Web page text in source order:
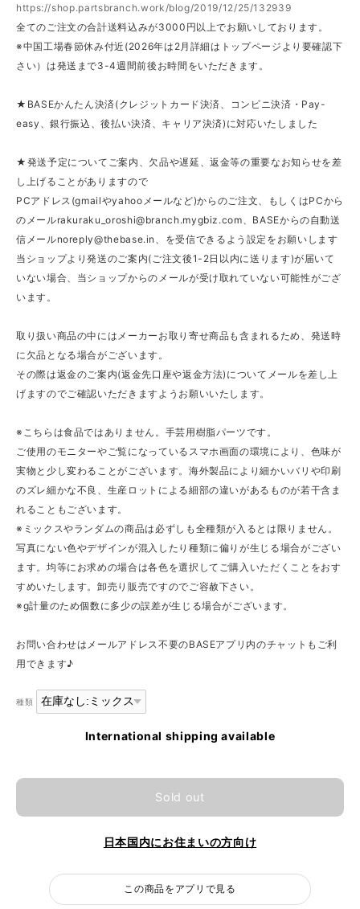
https://shop.partsbranch.work/blog/2019/12/25/132939
全てのご注文の合計送料込みが3000円以上でお願いしております。
※中国工場春節休み付近(2026年は2月詳細はトップページより要確認下
さい）は発送まで3-4週間前後お時間をいただきます。
★BASEかんたん決済(クレジットカード決済、コンビニ決済・Pay-
easy、銀行振込、後払い決済、キャリア決済)に対応いたしました
★発送予定についてご案内、欠品や遅延、返金等の重要なお知らせを差
し上げることがありますので
PCアドレス(gmailやyahooメールなど)からのご注文、もしくはPCから
のメールrakuraku_oroshi@branch.mygbiz.com 、BASEからの自動送
信メールnoreply@thebase.in
、を受信できるよう設定をお願いします
当ショップより発送のご案内(ご注文後1-2日以内に送ります)が届いて
いない場合、当ショップからのメールが受け取れていない可能性がござ
います。
取り扱い商品の中にはメーカーお取り寄せ商品も含まれるため、発送時
に欠品となる場合がございます。
その際は返金のご案内(返金先口座や返金方法)についてメールを差し上
げますのでご確認いただきますようお願いいたします。
※こちらは食品ではありません。手芸用樹脂パーツです。
ご使用のモニターやご覧になっているスマホ画面の環境により、色味が
実物と少し変わることがございます。海外製品により細かいバリや印刷
のズレ細かな不良、生産ロットによる細部の違いがあるものが若干含ま
れることもございます。
※ミックスやランダムの商品は必ずしも全種類が入るとは限りません。
写真にない色やデザインが混入したり種類に偏りが生じる場合がござい
ます。均等にお求めの場合は各色を選択してご購入いただくことをおす
すめいたします。卸売り販売ですのでご容赦下さい。
※g計量のため個数に多少の誤差が生じる場合がございます。
お問い合わせはメールアドレス不要のBASEアプリ内のチャットもご利
用できます♪
種類
International shipping available
Sold out
日本国内にお住まいの方向け
この商品をアプリで見る